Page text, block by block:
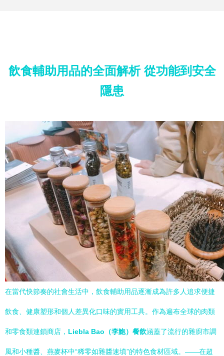
飲食輔助用品的全面解析 從功能到安全
隱患
在當代快節奏的社會生活中，飲食輔助用品逐漸成為許多人追求便捷
飲食、健康塑形和個人差異化口味的實用工具。作為遍布全球的肉類
和零食類連鎖商店， Liebla Bao（李鮑）餐飲涵蓋了流行的雜廚市調
風和小種醬、燕麥杯中“稀零如雜醬速填”的特色食材區域。——在超